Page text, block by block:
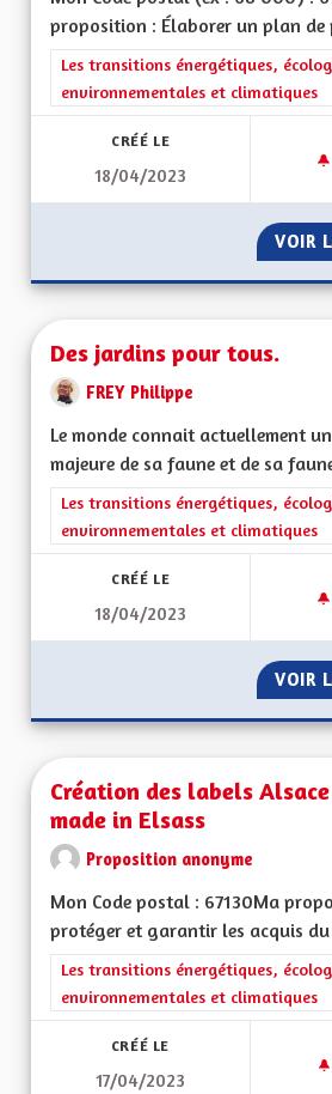
proposition : Élaborer un plan de
Filtrer les résultats de la catégorie
Les transitions énergétiques,
environnementales et climatiques
CRÉÉ LE
18/04/2023
VOIR
Des jardins pour tous.
FREY Philippe
Le monde connait actuellement
majeure de sa faune et de sa
Filtrer les résultats de la catégorie
Les transitions énergétiques,
environnementales et climatiques
CRÉÉ LE
18/04/2023
VOIR
Création des labels
made in Elsass
Proposition anonyme
Mon Code postal : 67130Ma
protéger et garantir les acquis
Filtrer les résultats de la catégorie
Les transitions énergétiques,
environnementales et climatiques
CRÉÉ LE
17/04/2023